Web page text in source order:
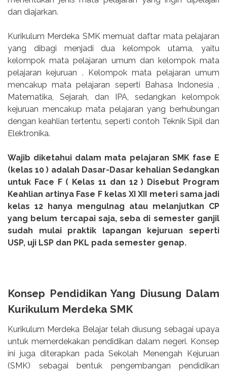
dan diajarkan.
Kurikulum Merdeka SMK memuat daftar mata pelajaran
yang dibagi menjadi dua kelompok utama, yaitu
kelompok mata pelajaran umum dan kelompok mata
pelajaran kejuruan . Kelompok mata pelajaran umum
mencakup mata pelajaran seperti Bahasa Indonesia ,
Matematika, Sejarah, dan IPA, sedangkan kelompok
kejuruan mencakup mata pelajaran yang berhubungan
dengan keahlian tertentu, seperti contoh Teknik Sipil dan
Elektronika.
Wajib diketahui dalam mata pelajaran SMK fase E
(kelas 10 ) adalah Dasar-Dasar kehalian Sedangkan
untuk Face F ( Kelas 11 dan 12 ) Disebut Program
Keahlian artinya Fase F kelas XI XII meteri sama jadi
kelas 12 hanya mengulnag atau melanjutkan CP
yang belum tercapai saja, seba di semester ganjil
sudah mulai praktik lapangan kejuruan seperti
USP, uji LSP dan PKL pada semester genap.
Konsep Pendidikan Yang Diusung Dalam
Kurikulum Merdeka SMK
Kurikulum Merdeka Belajar telah diusung sebagai upaya
untuk memerdekakan pendidikan dalam negeri. Konsep
ini juga diterapkan pada Sekolah Menengah Kejuruan
(SMK) sebagai bentuk pengembangan pendidikan